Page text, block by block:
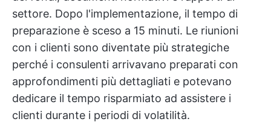
settore. Dopo l'implementazione, il tempo di
preparazione è sceso a 15 minuti. Le riunioni
con i clienti sono diventate più strategiche
perché i consulenti arrivavano preparati con
approfondimenti più dettagliati e potevano
dedicare il tempo risparmiato ad assistere i
clienti durante i periodi di volatilità.